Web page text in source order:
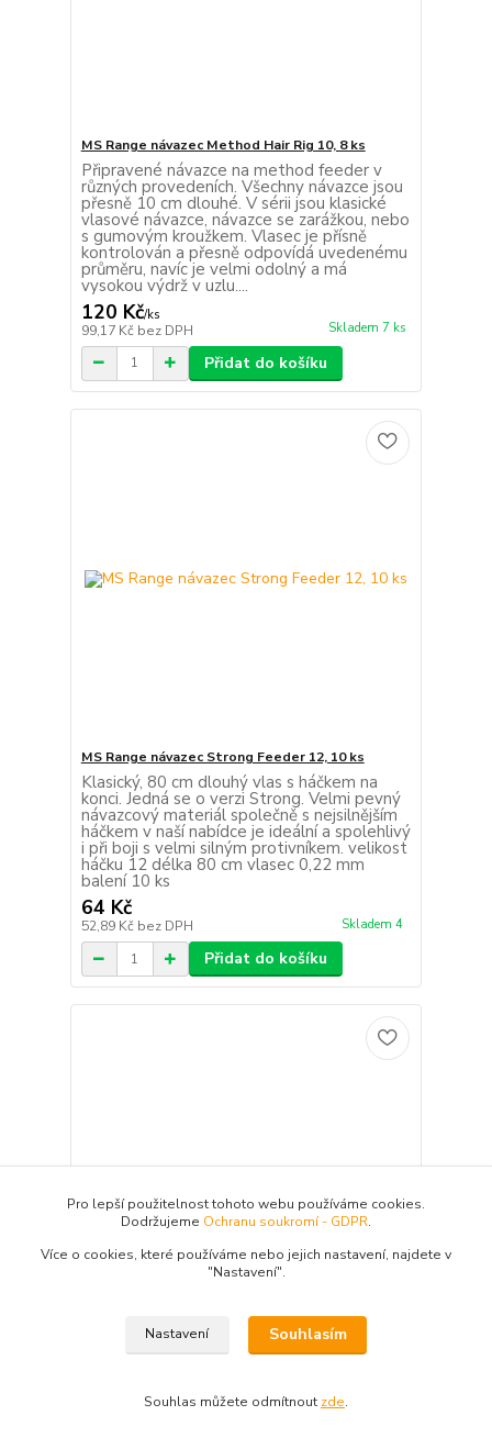
MS Range návazec Method Hair Rig 10, 8 ks
Připravené návazce na method feeder v
různých provedeních. Všechny návazce jsou
přesně 10 cm dlouhé. V sérii jsou klasické
vlasové návazce, návazce se zarážkou, nebo
s gumovým kroužkem. Vlasec je přísně
kontrolován a přesně odpovídá uvedenému
průměru, navíc je velmi odolný a má
vysokou výdrž v uzlu....
120 Kč/ks
99,17 Kč bez DPH Skladem 7 ks
Přidat do košíku
MS Range návazec Strong Feeder 12, 10 ks
Klasický, 80 cm dlouhý vlas s háčkem na
konci. Jedná se o verzi Strong. Velmi pevný
návazcový materiál společně s nejsilnějším
háčkem v naší nabídce je ideální a spolehlivý
i při boji s velmi silným protivníkem. velikost
háčku 12 délka 80 cm vlasec 0,22 mm
balení 10 ks
64 Kč
52,89 Kč bez DPH Skladem 4
Přidat do košíku
MS Range návazec Light Feeder 10, 10 ks
konci. Jedná se o verzi light, která se
používá zejména pro lov nejmenších ryb.
Pro lepší použitelnost tohoto webu používáme cookies.
Dodržujeme Ochranu soukromí - GDPR.
Více o cookies, které používáme nebo jejich nastavení, najdete v
"Nastavení".
Nastavení Souhlasím
Souhlas můžete odmítnout zde.